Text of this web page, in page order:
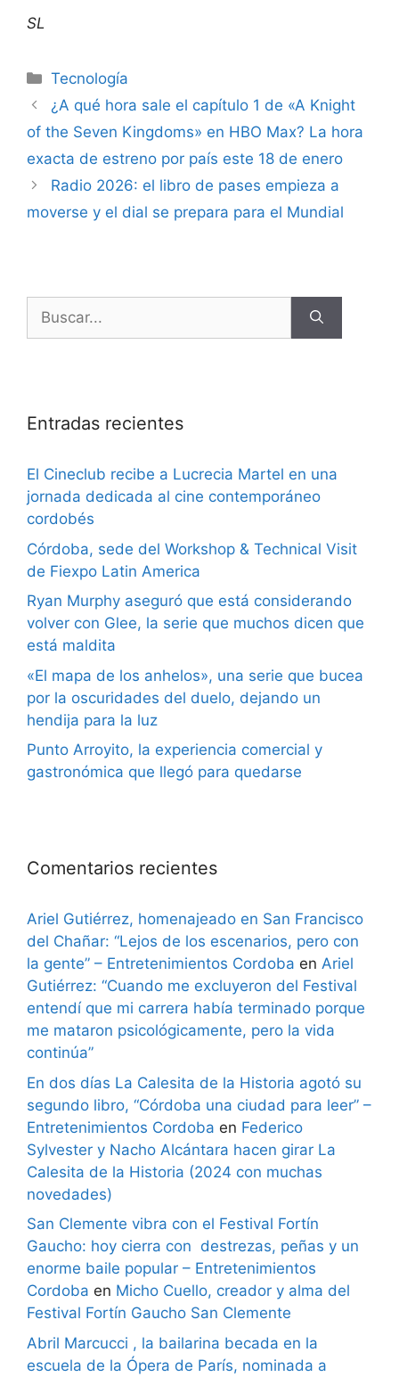
SL
Tecnología
¿A qué hora sale el capítulo 1 de «A Knight
of the Seven Kingdoms» en HBO Max? La hora
exacta de estreno por país este 18 de enero
Radio 2026: el libro de pases empieza a
moverse y el dial se prepara para el Mundial
Entradas recientes
El Cineclub recibe a Lucrecia Martel en una
jornada dedicada al cine contemporáneo
cordobés
Córdoba, sede del Workshop & Technical Visit
de Fiexpo Latin America
Ryan Murphy aseguró que está considerando
volver con Glee, la serie que muchos dicen que
está maldita
«El mapa de los anhelos», una serie que bucea
por la oscuridades del duelo, dejando un
hendija para la luz
Punto Arroyito, la experiencia comercial y
gastronómica que llegó para quedarse
Comentarios recientes
Ariel Gutiérrez, homenajeado en San Francisco
del Chañar: “Lejos de los escenarios, pero con
la gente” – Entretenimientos Cordoba en Ariel
Gutiérrez: “Cuando me excluyeron del Festival
entendí que mi carrera había terminado porque
me mataron psicológicamente, pero la vida
continúa”
En dos días La Calesita de la Historia agotó su
segundo libro, “Córdoba una ciudad para leer” –
Entretenimientos Cordoba en Federico
Sylvester y Nacho Alcántara hacen girar La
Calesita de la Historia (2024 con muchas
novedades)
San Clemente vibra con el Festival Fortín
Gaucho: hoy cierra con destrezas, peñas y un
enorme baile popular – Entretenimientos
Cordoba en Micho Cuello, creador y alma del
Festival Fortín Gaucho San Clemente
Abril Marcucci , la bailarina becada en la
escuela de la Ópera de París, nominada a